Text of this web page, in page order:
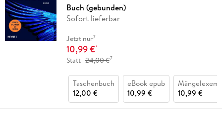
Buch (gebunden)
Sofort lieferbar
Jetzt nur7
10,99 €*
Statt 24,00 €7
Taschenbuch
12,00 €
eBook epub
10,99 €
10,99 €